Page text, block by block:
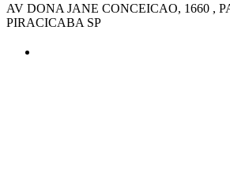
AV DONA JANE CONCEICAO, 1660 ,
PIRACICABA SP